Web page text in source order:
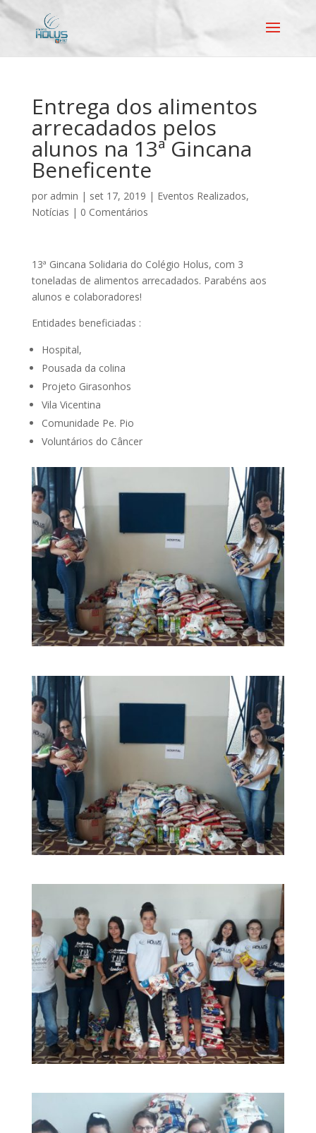
Entrega dos alimentos
arrecadados pelos
alunos na 13ª Gincana
Beneficente
por admin | set 17, 2019 | Eventos Realizados,
Notícias | 0 Comentários
13ª Gincana Solidaria do Colégio Holus, com 3
toneladas de alimentos arrecadados. Parabéns aos
alunos e colaboradores!
Entidades beneficiadas :
Hospital,
Pousada da colina
Projeto Girasonhos
Vila Vicentina
Comunidade Pe. Pio
Voluntários do Câncer